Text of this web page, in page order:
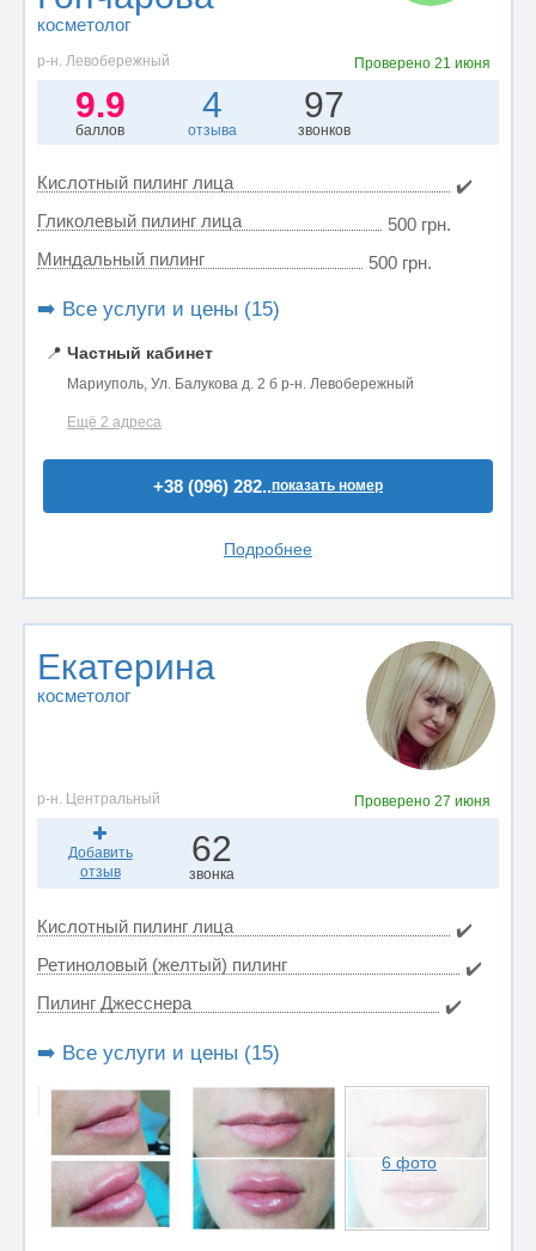
косметолог
р-н. Левобережный Проверено 21 июня
9.9
баллов
4
отзыва
97
звонков
Кислотный пилинг лица
✔️
Гликолевый пилинг лица
500 грн.
Миндальный пилинг
500 грн.
➡️ Все услуги и цены (15)
📍 Частный кабинет
Мариуполь, Ул. Балукова д. 2 б р-н. Левобережный
Ещё 2 адреса
+38 (096) 282..показать номер
Подробнее
Екатерина
косметолог
р-н. Центральный Проверено 27 июня
Добавить
отзыв
62
звонка
Кислотный пилинг лица
✔️
Ретиноловый (желтый) пилинг
✔️
Пилинг Джесснера
✔️
➡️ Все услуги и цены (15)
6 фото